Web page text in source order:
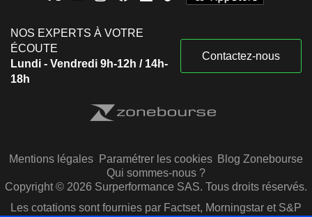
NOS EXPERTS À VOTRE
ÉCOUTE
Lundi - Vendredi 9h-12h / 14h-
18h
Contactez-nous
Mentions légales Paramétrer les cookies Blog Zonebourse
Qui sommes-nous ?
Copyright © 2026 Surperformance SAS. Tous droits réservés.
Les cotations sont fournies par Factset, Morningstar et S&P